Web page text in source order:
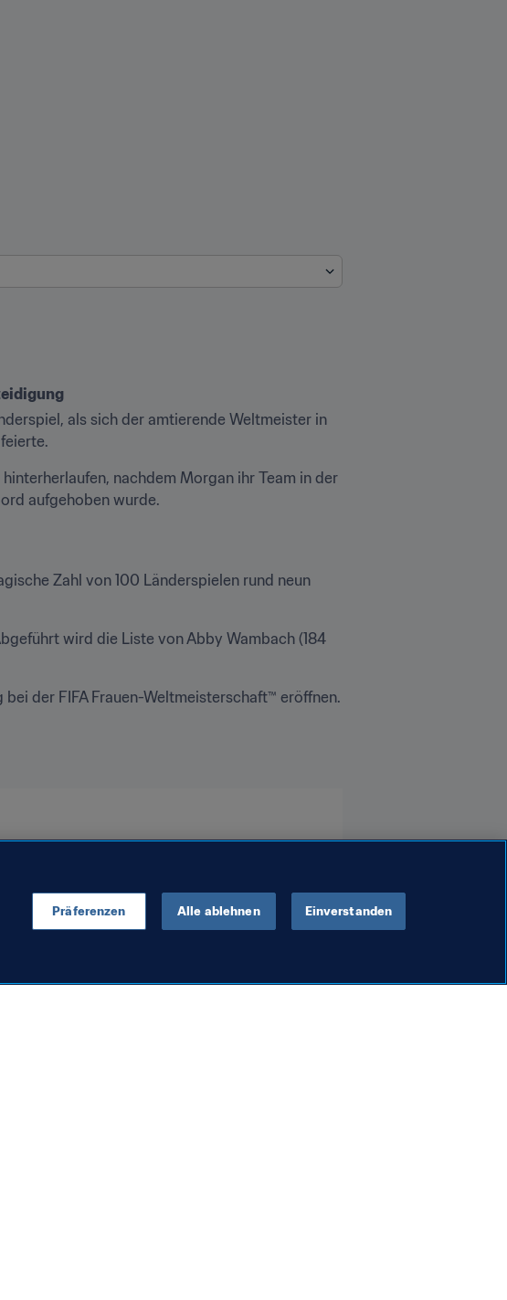
als sich der amtierende Weltmeister in
nachdem Morgan ihr Team in der
aufgehoben wurde.
Zahl von 100 Länderspielen rund neun
wird die Liste von Abby Wambach (184
der FIFA Frauen-Weltmeisterschaft™ eröffnen.
Präferenzen Alle ablehnen Einverstanden